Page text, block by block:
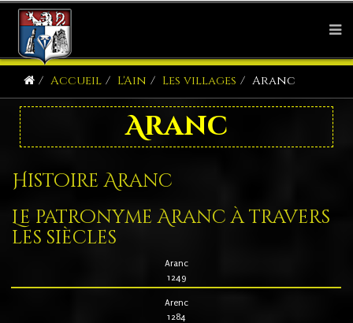
Accueil L'Ain Les villages Aranc
Aranc
Histoire Aranc
Le patronyme Aranc à travers
les siècles
Aranc
1249
Arenc
1284